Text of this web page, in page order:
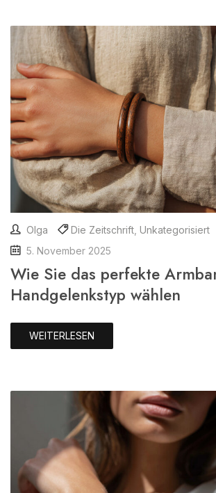
Olga Die Zeitschrift Unkategorisiert
5. November 2025
Wie Sie das perfekte
Handgelenkstyp wählen
WEITERLESEN